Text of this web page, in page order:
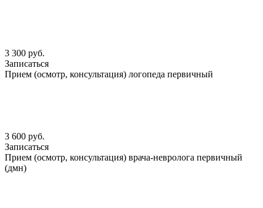
3 300 руб.
Записаться
Прием (осмотр, консультация) логопеда первичный
3 600 руб.
Записаться
Прием (осмотр, консультация) врача-невролога первичный
(дмн)